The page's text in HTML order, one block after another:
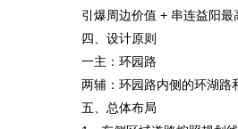
引爆周边价值 + 串连益阳
四、设计原则
一主：环园路
两辅：环园路内侧的环湖路
五、总体布局